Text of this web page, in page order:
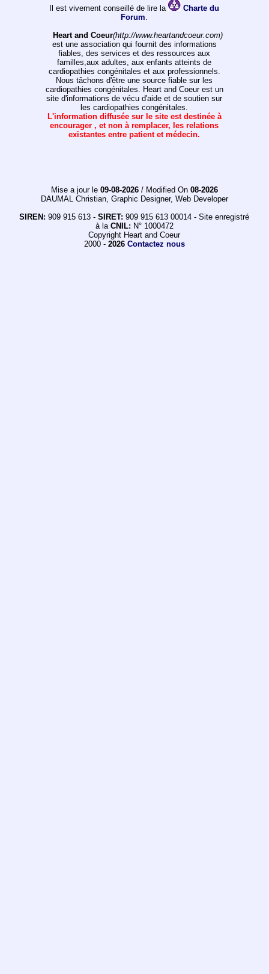
Il est vivement conseillé de lire la
Charte du
Forum.
Heart and Coeur(http://www.heartandcoeur.com)
est une association qui fournit des informations
fiables, des services et des ressources aux
familles,aux adultes, aux enfants atteints de
cardiopathies congénitales et aux professionnels.
Nous tâchons d'être une source fiable sur les
cardiopathies congénitales. Heart and Coeur est un
site d'informations de vécu d'aide et de soutien sur
les cardiopathies congénitales.
L'information diffusée sur le site est destinée à
encourager , et non à remplacer, les relations
existantes entre patient et médecin.
Mise a jour le 09-08-2026/ Modified On 08-2026
DAUMAL Christian, Graphic Designer, Web Developer
SIREN: 909 915 613 -SIRET: 909 915 613 00014 - Site enregistré
à la CNIL: N° 1000472
Copyright Heart and Coeur
2000 - 2026 Contactez nous